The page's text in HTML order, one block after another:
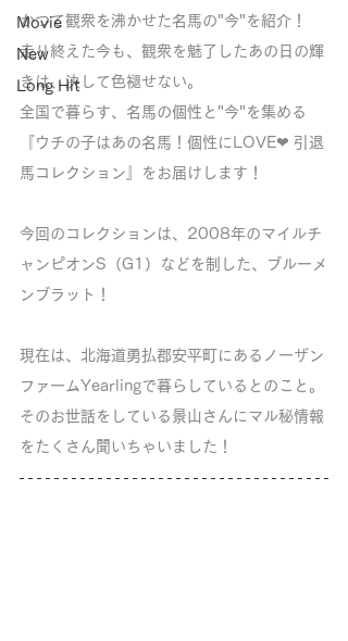
Movie
New
Long Hit
かつて観衆を沸かせた名馬の"今"を紹介！
走り終えた今も、観衆を魅了したあの日の輝
きは、決して色褪せない。
全国で暮らす、名馬の個性と"今"を集める
『ウチの子はあの名馬！個性にLOVE❤︎ 引退
馬コレクション』をお届けします！
今回のコレクションは、2008年のマイルチ
ャンピオンS（G1）などを制した、ブルーメ
ンブラット！
現在は、北海道勇払郡安平町にあるノーザン
ファームYearlingで暮らしているとのこと。
そのお世話をしている景山さんにマル秘情報
をたくさん聞いちゃいました！